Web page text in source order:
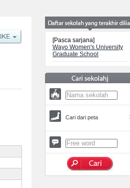
[Pasca sarjana]
Wayo Women's University
Graduate School
Cari dari peta